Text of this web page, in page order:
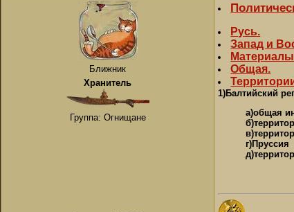
Ближник
Хранитель
Группа: Огнищане
Русь.
Запад и
Общая.
1)Балтийский
а)общая
г)Пруссия